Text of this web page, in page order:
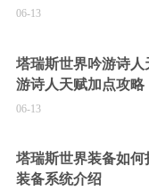
06-13
塔瑞斯世界吟游诗
游诗人天赋加点攻略
06-13
塔瑞斯世界装备如
装备系统介绍